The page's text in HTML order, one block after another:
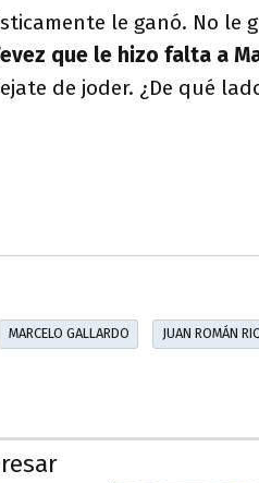
le ganó. No le
que le hizo falta a
de joder. ¿De qué
MARCELO GALLARDO JUAN ROMÁN